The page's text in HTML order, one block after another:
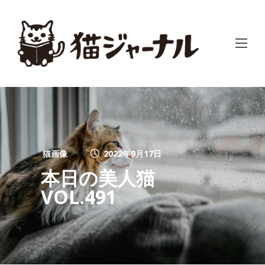
猫画像 2022年9月17日
本日の美人猫
VOL.491